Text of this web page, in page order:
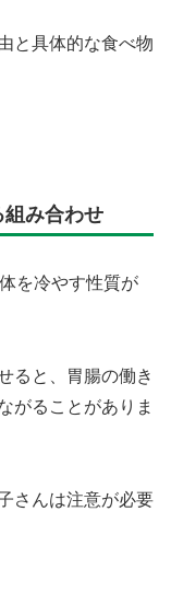
と具体的な食べ物
み合わせ
を冷やす性質が
ると、胃腸の働き
がることがありま
さんは注意が必要